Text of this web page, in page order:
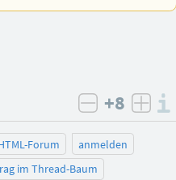
negativ
+8
Forum
anmelden
im Thread-Baum